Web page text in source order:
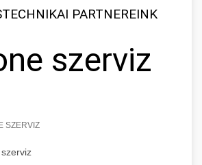
PARTNEREINK
szerviz
SZERVIZ